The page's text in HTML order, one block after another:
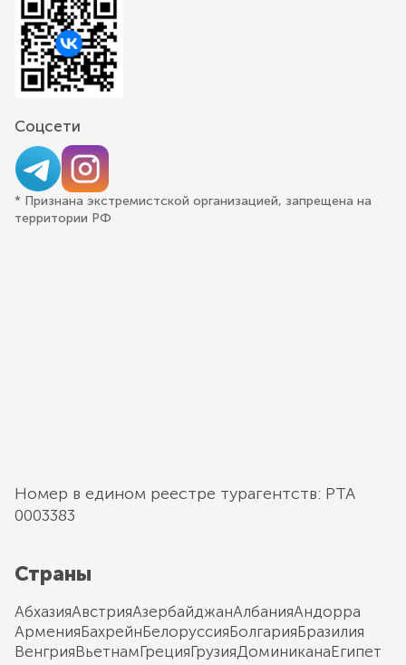
Соцсети
* Признана экстремистской организацией, запрещена на
территории РФ
Номер в едином реестре турагентств: РТА
0003383
Страны
АбхазияАвстрияАзербайджанАлбанияАндорра
АрменияБахрейнБелоруссияБолгарияБразилия
ВенгрияВьетнамГрецияГрузияДоминиканаЕгипет